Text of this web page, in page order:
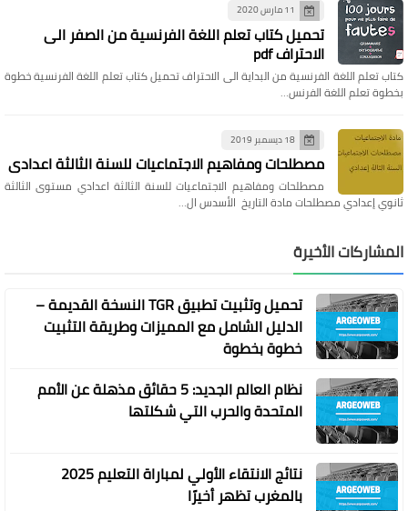
11 مارس 2020
تحميل كتاب تعلم اللغة الفرنسية من الصفر الى
الاحتراف pdf
كتاب تعلم اللغة الفرنسية من البداية الى الاحتراف تحميل كتاب تعلم اللغة الفرنسية خطوة
بخطوة تعلم اللغة الفرنس…
18 ديسمبر 2019
مصطلحات ومفاهيم الاجتماعيات للسنة الثالثة اعدادي
مصطلحات ومفاهيم الاجتماعيات للسنة الثالثة اعدادي مستوى الثالثة
ثانوي إعدادي مصطلحات مادة التاريخ الأسدس ال…
المشاركات الأخيرة
تحميل وتثبيت تطبيق TGR النسخة القديمة –
الدليل الشامل مع المميزات وطريقة التثبيت
خطوة بخطوة
نظام العالم الجديد: 5 حقائق مذهلة عن الأمم
المتحدة والحرب التي شكلتها
نتائج الانتقاء الأولي لمباراة التعليم 2025
بالمغرب تظهر أخيرًا